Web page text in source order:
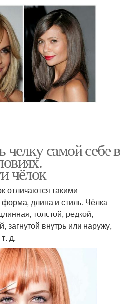
челку самой себе в
чёлок
отличаются такими
форма, длина и стиль. Чёлка
толстой, редкой,
загнутой внутрь или наружу,
д.